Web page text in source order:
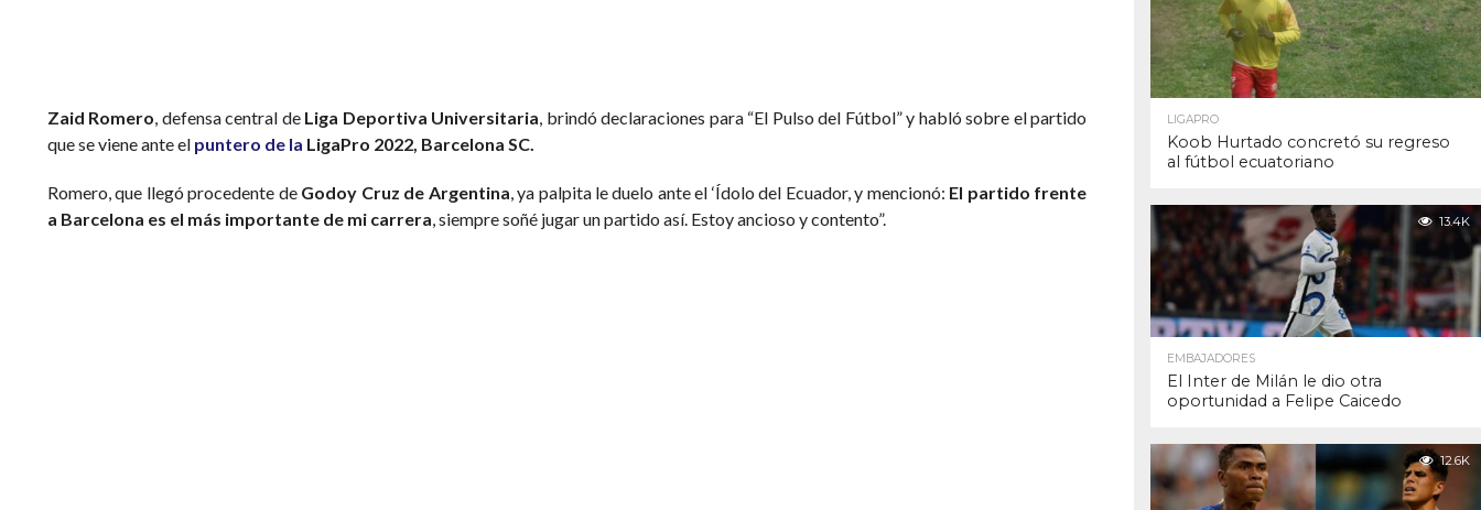
Zaid Romero, defensa central de Liga Deportiva Universitaria, brindó declaraciones para “El Pulso del Fútbol” y habló sobre el partido
que se viene ante el puntero de la LigaPro 2022, Barcelona SC.
Romero, que llegó procedente deGodoy Cruz de Argentina, ya palpita le duelo ante el ‘Ídolo del Ecuador, y mencionó: El partido frente
a Barcelona es el más importante de mi carrera, siempre soñé jugar un partido así. Estoy ancioso y contento”.
LIGAPRO
Koob Hurtado concretó su regreso
al fútbol ecuatoriano
13.4K
EMBAJADORES
El Inter de Milán le dio otra
oportunidad a Felipe Caicedo
12.6K